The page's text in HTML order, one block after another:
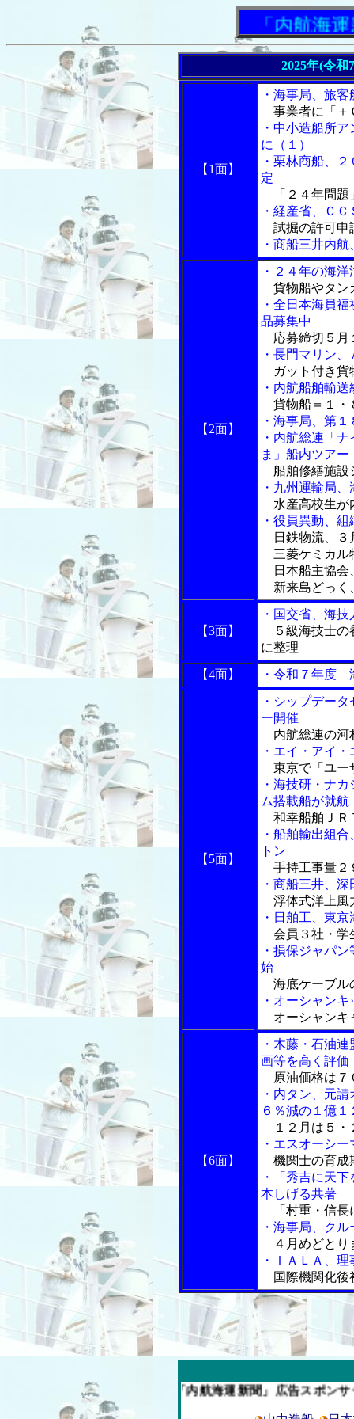
「内航海運新
2025年(令
【1面】
・海事局、旅
事業者に「＋
・中小造船所
に（１）
・栗林商船、
定
「２４年問題
・経産省、Ｃ
試掘の許可申
・商船三井内
【2面】
・２４年の海
貨物船やタン
・全日本海員
品募集中
応募締切５月
・長門マリン
ガット付き貨
・内航船舶輸
貨物船＝１・
・海事局、第
・内航総連「
ま」船内ツアー
船舶修繕施設
・九州運輸局
水産高校生が
・役員異動、
日鉄物流、３
三菱ケミカル
日本船主協会
新来島どっく
【3面】
・国交省、海
５級海技士の
に整理
【4面】
・令和７年度
【5面】
・シップデー
ー開催
内航総連の河
・エイ・アイ
東京で「ユー
・海技研・ナ
ム搭載船が就航
和幸船舶ＪＲ
・船舶輸出組
トン
手持工事量２
・商船三井、
浮体式洋上風
・日舶工、東
会員３社・学
・損保ジャパ
始
海底ケーブル
・オーシャン
オーシャンキ
【6面】
・木藤・石油
画等を高く評価
原油価格は７
・内タン、元
６％減の１億
１２月は５・
・エスオーシ
機関士の育成
・「秀吉に天
本しげる共著
「村重・信長
・海事局、ク
４月めどとり
・ＩＡＬＡ、
国際機関化後
今週の「内航海運新聞」広告スポンサー企業